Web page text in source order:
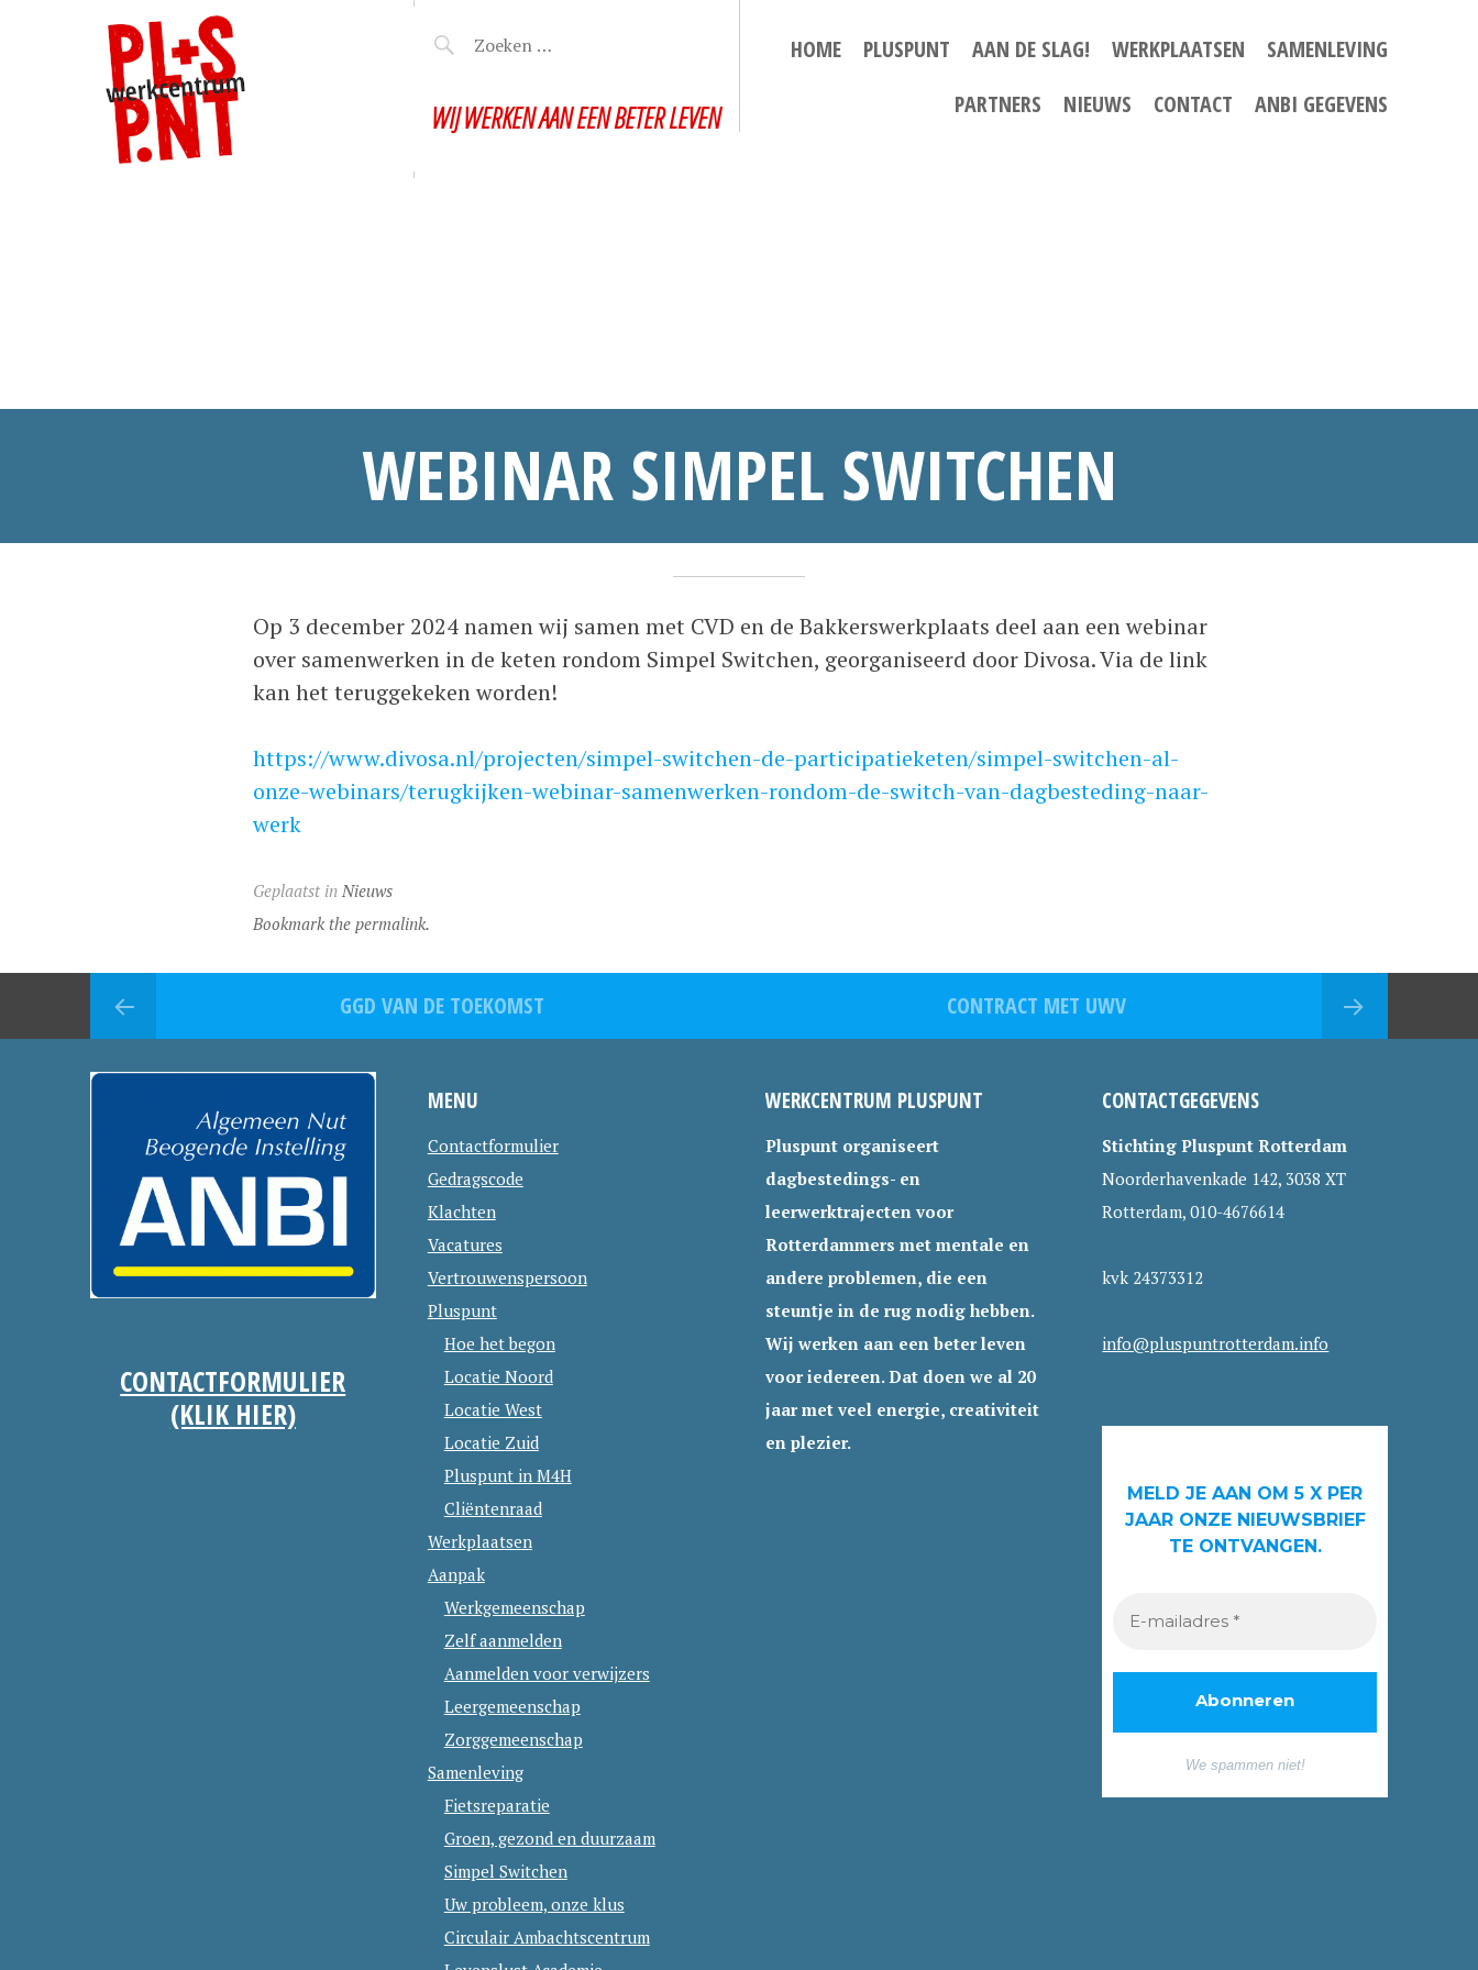
HOME PLUSPUNT AAN DE SLAG! WERKPLAATSEN
SAMENLEVING
PARTNERS
NIEUWS CONTACT ANBI GEGEVENS
WIJ WERKEN AAN EEN BETER LEVEN
WEBINAR SIMPEL SWITCHEN
e
c
b
e
d
m
_
a
Op 3 december 2024 namen wij samen met CVD en de Bakkerswerkplaats deel aan een webinar
over samenwerken in de keten rondom Simpel Switchen, georganiseerd door Divosa. Via de link
kan het teruggekeken worden!
https://www.divosa.nl/projecten/simpel-switchen-de-participatieketen/simpel-switchen-al-
onze-webinars/terugkijken-webinar-samenwerken-rondom-de-switch-van-dagbesteding-naar-
werk
Geplaatst in Nieuws
Bookmark the permalink.
GGD VAN DE TOEKOMST CONTRACT MET UWV
CONTACTFORMULIER
(KLIK HIER)
MENU
Contactformulier
Gedragscode
Klachten
Vacatures
Vertrouwenspersoon
Pluspunt
Hoe het begon
Locatie Noord
Locatie West
Locatie Zuid
Pluspunt in M4H
Cliëntenraad
Werkplaatsen
Aanpak
Werkgemeenschap
Zelf aanmelden
Aanmelden voor verwijzers
Leergemeenschap
Zorggemeenschap
Samenleving
Fietsreparatie
Groen, gezond en duurzaam
Simpel Switchen
Uw probleem, onze klus
Circulair Ambachtscentrum
WERKCENTRUM PLUSPUNT
Pluspunt organiseert
dagbestedings- en
leerwerktrajecten voor
Rotterdammers met mentale en
andere problemen, die een
steuntje in de rug nodig hebben.
Wij werken aan een beter leven
voor iedereen. Dat doen we al 20
jaar met veel energie, creativiteit
en plezier.
CONTACTGEGEVENS
Stichting Pluspunt Rotterdam
Noorderhavenkade 142, 3038 XT
Rotterdam, 010-4676614
kvk 24373312
info@pluspuntrotterdam.info
MELD JE AAN OM 5 X PER
JAAR ONZE NIEUWSBRIEF
TE ONTVANGEN.
We spammen niet!